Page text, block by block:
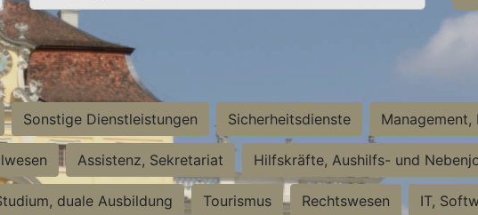
Sonstige Dienstleistungen Sicherheitsdienste Management,
Assistenz, Sekretariat Hilfskräfte, Aushilfs- und
duale Ausbildung Tourismus Rechtswesen IT,